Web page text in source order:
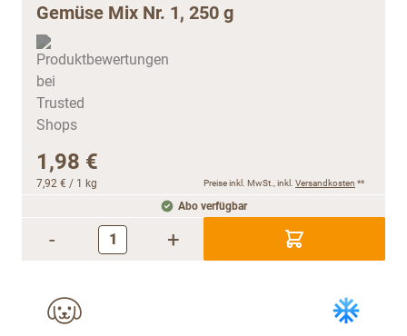
Gemüse Mix Nr. 1, 250 g
1,98 €
7,92 € / 1 kg Preise inkl. MwSt., inkl. Versandkosten **
Abo verfügbar
- +